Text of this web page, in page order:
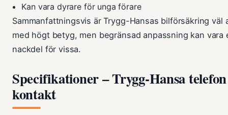
Kan vara dyrare för unga förare
Sammanfattningsvis är Trygg-Hansas bilförsäkring väl
med högt betyg, men begränsad anpassning kan vara
nackdel för vissa.
Specifikationer – Trygg-Hansa
kontakt